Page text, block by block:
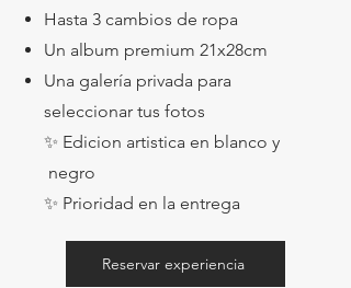
Hasta 3 cambios de ropa
Un album premium 21x28cm
Una galería privada para
seleccionar tus fotos
✨ Edicion artistica en blanco y
negro
✨ Prioridad en la entrega
Reservar experiencia